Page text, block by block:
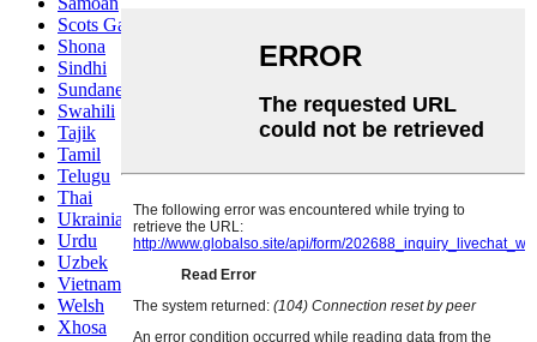
Scots Gaelic
Shona
Sindhi
Sundanese
Swahili
Tajik
Tamil
Telugu
Thai
Ukrainian
Urdu
Uzbek
Vietnamese
Welsh
Xhosa